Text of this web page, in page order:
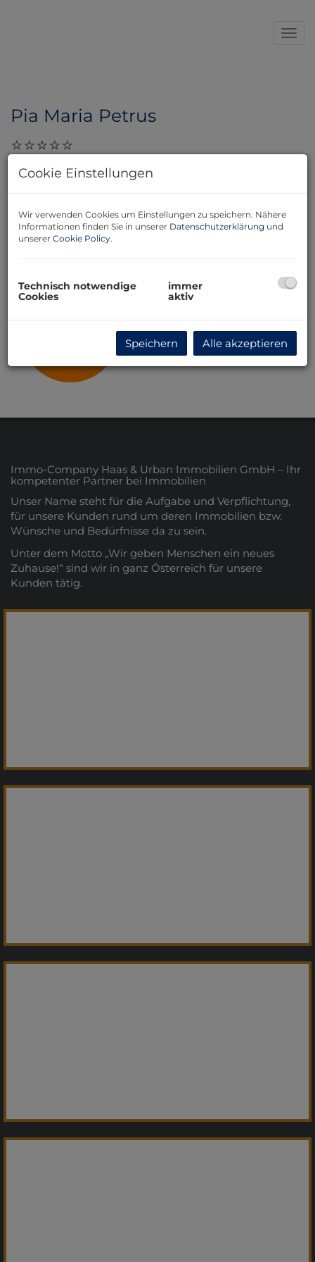
Pia Maria Petrus
28.11.2023, 16:39
Einsatz und Beharrlichkeit ein sehr gutes Ergebnis für
uns erzielt. Lg, Pia Maria Petrus
Immo-Company Haas & Urban Immobilien GmbH – Ihr
kompetenter Partner bei Immobilien
Unser Name steht für die Aufgabe und Verpflichtung,
für unsere Kunden rund um deren Immobilien bzw.
Wünsche und Bedürfnisse da zu sein.
Unter dem Motto „Wir geben Menschen ein neues
Zuhause!“ sind wir in ganz Österreich für unsere
Kunden tätig.
Cookie Einstellungen
Wir verwenden Cookies um Einstellungen zu speichern. Nähere
Informationen finden Sie in unserer Datenschutzerklärung und
unserer Cookie Policy.
Technisch notwendige
Cookies
immer
aktiv
Speichern Alle akzeptieren